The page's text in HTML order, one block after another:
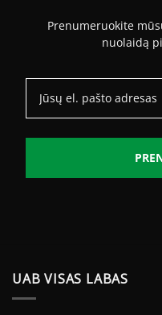
Prenumeruokite
nuolaidą
UAB VISAS LABAS